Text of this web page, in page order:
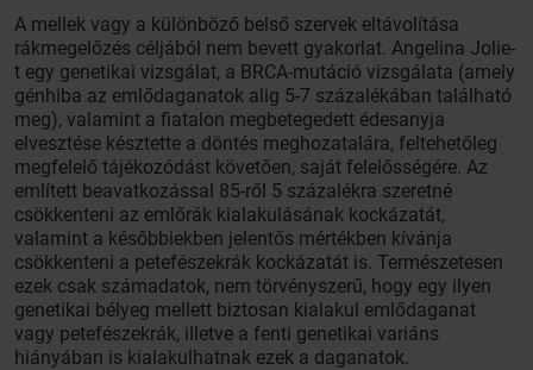
A mellek vagy a különböző belső szervek eltávolítása
rákmegelőzés céljából nem bevett gyakorlat. Angelina Jolie-
t egy genetikai vizsgálat, a BRCA-mutáció vizsgálata (amely
génhiba az emlődaganatok alig 5-7 százalékában található
meg), valamint a fiatalon megbetegedett édesanyja
elvesztése késztette a döntés meghozatalára, feltehetőleg
megfelelő tájékozódást követően, saját felelősségére. Az
említett beavatkozással 85-ről 5 százalékra szeretné
csökkenteni az emlőrák kialakulásának kockázatát,
valamint a későbbiekben jelentős mértékben kívánja
csökkenteni a petefészekrák kockázatát is. Természetesen
ezek csak számadatok, nem törvényszerű, hogy egy ilyen
genetikai bélyeg mellett biztosan kialakul emlődaganat
vagy petefészekrák, illetve a fenti genetikai variáns
hiányában is kialakulhatnak ezek a daganatok.